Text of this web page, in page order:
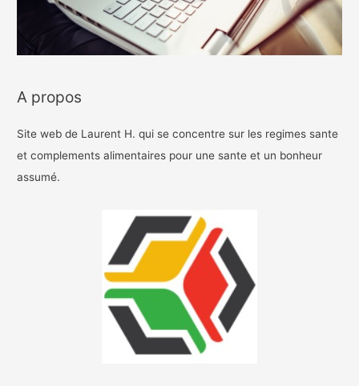
A propos
Site web de Laurent H. qui se concentre sur les regimes sante
et complements alimentaires pour une sante et un bonheur
assumé.